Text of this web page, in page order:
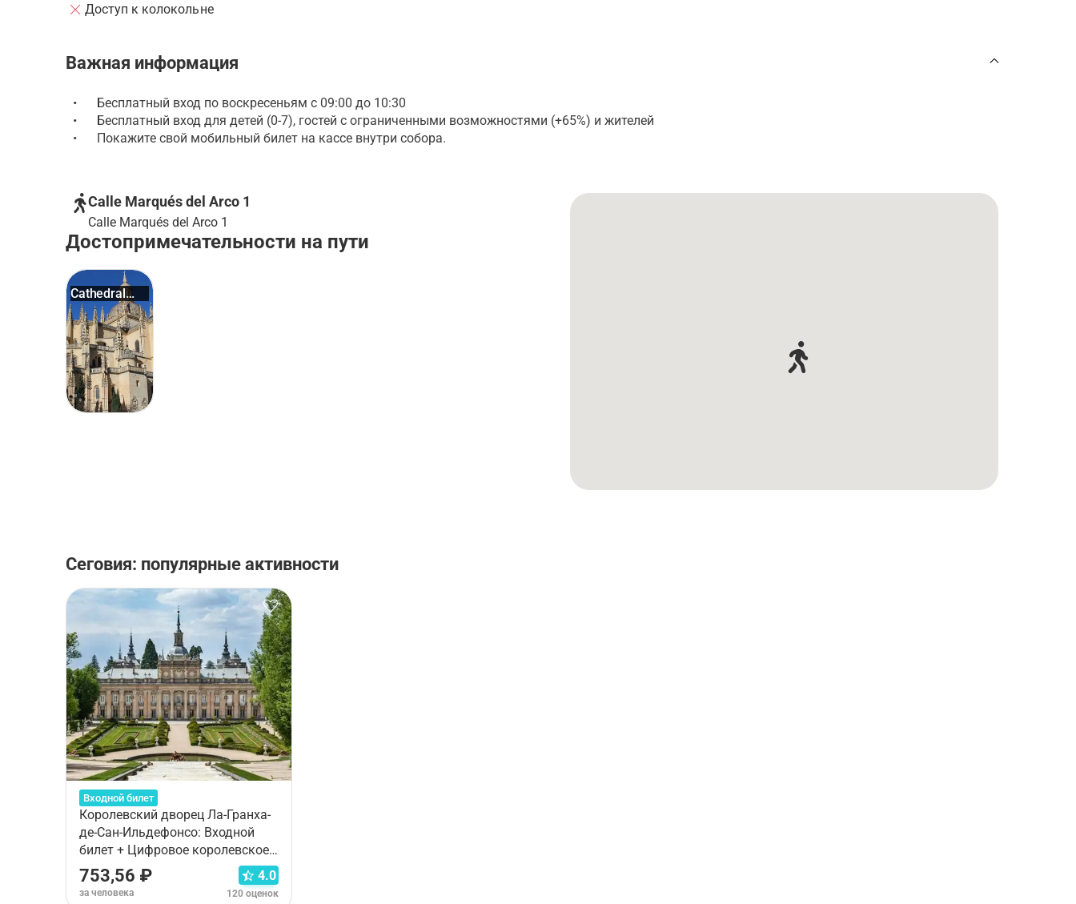
Доступ к колокольне
Важная информация
•
Бесплатный вход по воскресеньям с 09:00 до 10:30
•
Бесплатный вход для детей (0-7), гостей с ограниченными возможностями (+65%) и жителей
•
Покажите свой мобильный билет на кассе внутри собора.
Calle Marqués del Arco 1
Calle Marqués del Arco 1
Достопримечательности на пути
Cathedral
of Segovia
Сеговия: популярные активности
Входной билет
Королевский дворец Ла-Гранха-
де-Сан-Ильдефонсо: Входной
билет + Цифровое королевское
руководство
753,56 ₽
за человека
4.0
120 оценок